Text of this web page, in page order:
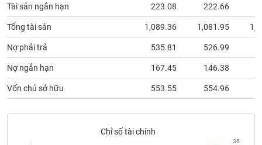
Tài sản ngắn hạn 223.08 222.66
Tổng tài sản 1,089.36 1,081.95
Nợ phải trả 535.81 526.99
Nợ ngắn hạn 167.45 146.38
Vốn chủ sở hữu 553.55 554.96
Chỉ số tài chính
36
Sách
chính
Công
cụ